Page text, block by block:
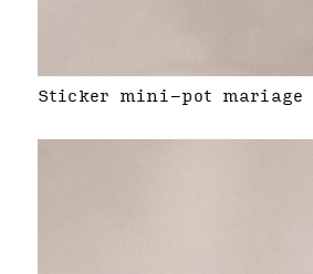
Sticker mini-pot mariage